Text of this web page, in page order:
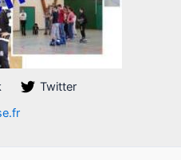
Twitter